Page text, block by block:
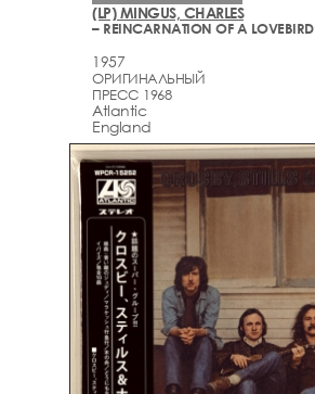
(LP) MINGUS, CHARLES
– REINCARNATION OF A LOVEBIRD
1957
ОРИГИНАЛЬНЫЙ
ПРЕСС 1968
Atlantic
England